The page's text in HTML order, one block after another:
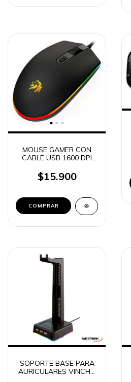
MOUSE GAMER CON
CABLE USB 1600 DPI
GM51 (06035)
$15.900
SOPORTE BASE PARA
AURICULARES VINCHA